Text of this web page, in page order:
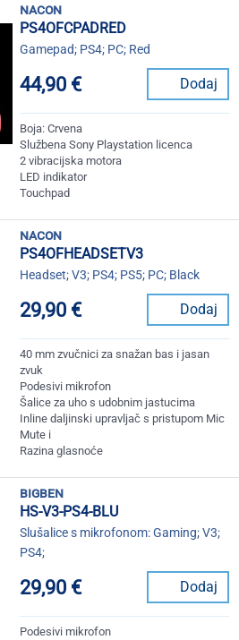
nacon
PS4OFCPADRED
Gamepad; PS4; PC; Red
44,90 € Dodaj
Boja: Crvena
Službena Sony Playstation licenca
2 vibracijska motora
LED indikator
Touchpad
nacon
PS4OFHEADSETV3
Headset; V3; PS4; PS5; PC; Black
29,90 € Dodaj
40 mm zvučnici za snažan bas i jasan
zvuk
Podesivi mikrofon
Šalice za uho s udobnim jastucima
Inline daljinski upravljač s pristupom Mic
Mute i
Razina glasnoće
bigben
HS-V3-PS4-BLU
Slušalice s mikrofonom: Gaming; V3;
PS4;
29,90 € Dodaj
Podesivi mikrofon